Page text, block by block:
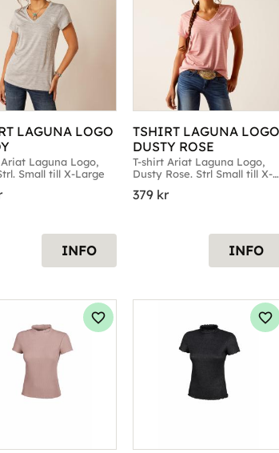
LAGUNA LOGO
Laguna Logo,
Small till X-Large
INFO
TSHIRT LAGUNA LOGO
DUSTY ROSE
T-shirt Ariat Laguna Logo,
Dusty Rose. Strl Small till X-
379 kr
INFO
Lägg till i favoriter